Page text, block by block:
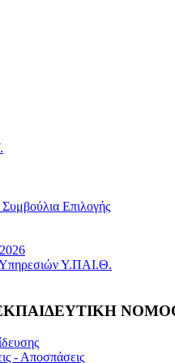
Επιλογής
Υπηρεσιών Υ.ΠΑΙ.Θ.
- Αποσπάσεις